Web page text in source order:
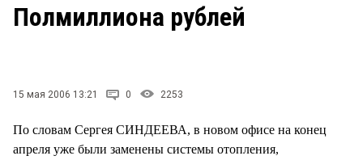
ЗАКОН
ПРОИСШЕСТВИЯ
СТИЛЬ ЖИЗНИ
Рейтинги
Полмиллиона рублей
15 мая 2006 13:21 0 2253
По словам Сергея СИНДЕЕВА, в новом офисе на конец
апреля уже были заменены системы отопления,